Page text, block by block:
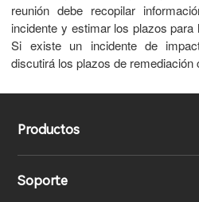
reunión debe recopilar
incidente y estimar los plazos para
Si existe un incidente de
discutirá los plazos de remediación
Productos
Auriculares
Soporte